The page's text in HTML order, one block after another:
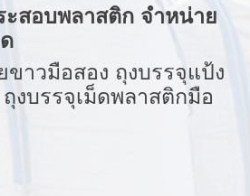
ะสอบพลาสติก จำหน่าย
าวมือสอง ถุงบรรจุแป้ง
งบรรจุเม็ดพลาสติกมือ